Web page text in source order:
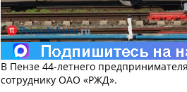
В Пензе 44-летнего
сотруднику ОАО «РЖД».